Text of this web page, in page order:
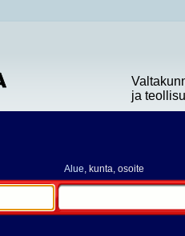
ja
Alue, kunta, osoite